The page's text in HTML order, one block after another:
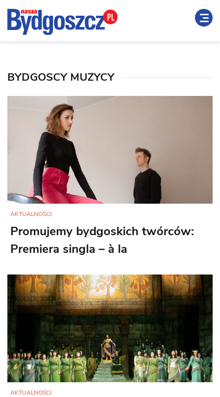
BYDGOSCY MUZYCY
AKTUALNOŚCI
Promujemy bydgoskich twórców:
Premiera singla – à la
AKTUALNOŚCI